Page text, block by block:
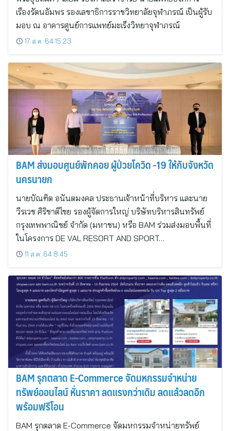
เรืองรัตนอัมพร รองเลขาธิการราชวิทยาลัยจุฬาภรณ์ เป็นผู้รับ
มอบ ณ อาคารศูนย์การแพทย์มะเร็งวิทยาจุฬาภรณ์
17 ส.ค. 64 15:23
BAM ส่งมอบศูนย์พักคอย ผู้ป่วยโควิด -19 ให้กับจังหวัด
นครนายก
นายบัณฑิต อนันตมงคล ประธานเจ้าหน้าที่บริหาร และนาย
วีรเวช ศิริชาติไชย รองผู้จัดการใหญ่ บริษัทบริหารสินทรัพย์
กรุงเทพพาณิชย์ จำกัด (มหาชน) หรือ BAM ร่วมส่งมอบพื้นที่
ในโครงการ DE VAL RESORT AND SPORT…
11 ส.ค. 64 8:45
BAM รุกตลาด E-Commerce จัดมหกรรมจำหน่าย
ทรัพย์ออนไลน์ หั่นราคา ลดแรงกว่าเดิม ลดแล้วลดอีก
พร้อมฟรีโอน
BAM รุกตลาด E-Commerce จัดมหกรรมจำหน่ายทรัพย์